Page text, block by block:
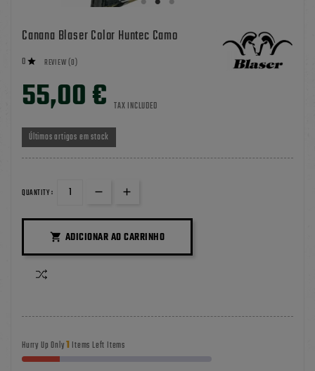
Canana Blaser Color Huntec Camo
0  REVIEW (0)
55,00 € TAX INCLUDED
Últimos artigos em stock
QUANTITY :
 ADICIONAR AO CARRINHO
Hurry Up Only1 Items Left Items